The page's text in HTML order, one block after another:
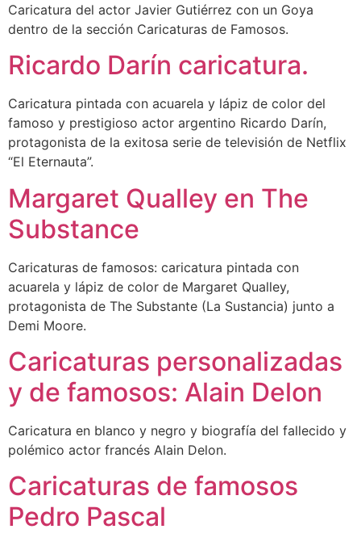
Caricatura del actor Javier Gutiérrez con un Goya
dentro de la sección Caricaturas de Famosos.
Ricardo Darín caricatura.
Caricatura pintada con acuarela y lápiz de color del
famoso y prestigioso actor argentino Ricardo Darín,
protagonista de la exitosa serie de televisión de Netflix
“El Eternauta”.
Margaret Qualley en The
Substance
Caricaturas de famosos: caricatura pintada con
acuarela y lápiz de color de Margaret Qualley,
protagonista de The Substante (La Sustancia) junto a
Demi Moore.
Caricaturas personalizadas
y de famosos: Alain Delon
Caricatura en blanco y negro y biografía del fallecido y
polémico actor francés Alain Delon.
Caricaturas de famosos
Pedro Pascal